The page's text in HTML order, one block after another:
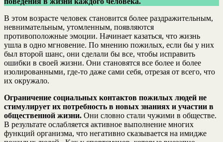
В этом возрасте человек становится более раздражительным,
невнимательным, утомленным, появляются
противоположные эмоции. Начинает казаться, что жизнь
ушла в одно мгновение. По мнению пожилых, если бы у них
был второй шанс, они сделали бы все, чтобы исправить
ошибки в своей жизни. Они становятся все более и более
изолированными, где-то даже сами себя, отрезая от всего, что
их окружало.
Ограничение социальных контактов пожилых людей не
стимулирует их потребность в новых знаниях и участии в
общественной жизни. Они словно стали чужими в обществе.
В результате ослабляется активное выполнение многих
функций организма, что негативно сказывается на имидже